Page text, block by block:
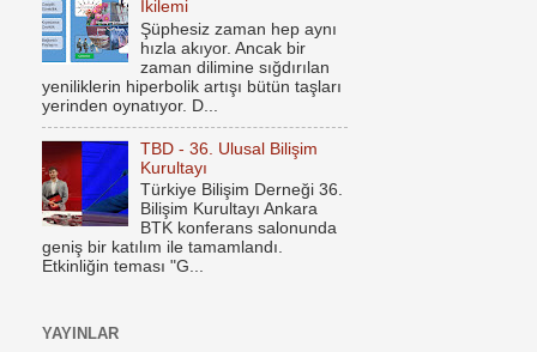
İkilemi
Şüphesiz zaman hep aynı
hızla akıyor. Ancak bir
zaman dilimine sığdırılan
yeniliklerin hiperbolik artışı bütün taşları
yerinden oynatıyor. D...
TBD - 36. Ulusal Bilişim
Kurultayı
Türkiye Bilişim Derneği 36.
Bilişim Kurultayı Ankara
BTK konferans salonunda
geniş bir katılım ile tamamlandı.
Etkinliğin teması "G...
YAYINLAR